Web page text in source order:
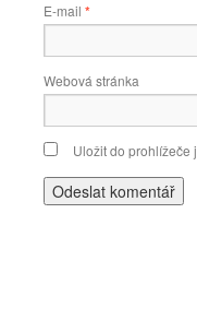
E-mail *
Webová stránka
Uložit do prohlížeče